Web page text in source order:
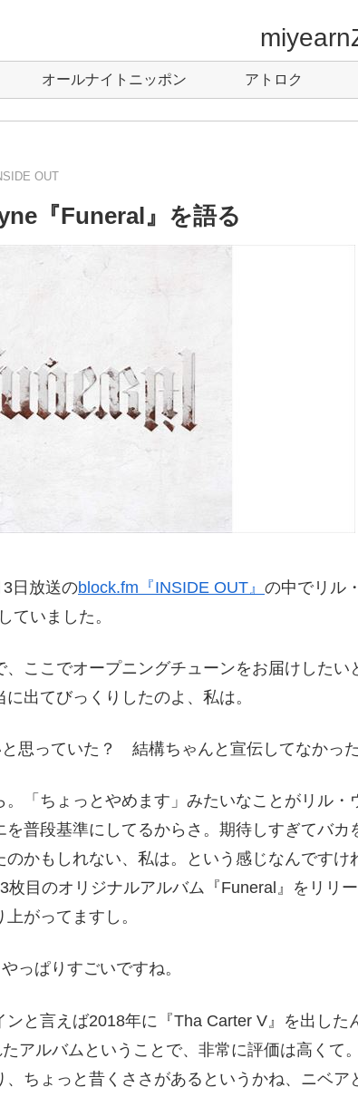
オールナイトニッポン アトロク
OUT
『Funeral』を語る
日放送のblock.fm『INSIDE OUT』 の中でリル
ていました。
、ここでオープニングチューンをお届けしたい
出てびっくりしたのよ、私は。
と思っていた？ 結構ちゃんと宣伝してなかっ
。「ちょっとやめます」みたいなことがリル・
普段基準にしてるからさ。期待しすぎてバカ
のかもしれない、私は。という感じなんですけ
目のオリジナルアルバム『Funeral』をリリー
がってますし。
っぱりすごいですね。
ンと言えば2018年に『Tha Carter V』を出した
アルバムということで、非常に評価は高くて
ちょっと昔くささがあるというかね、ニベア